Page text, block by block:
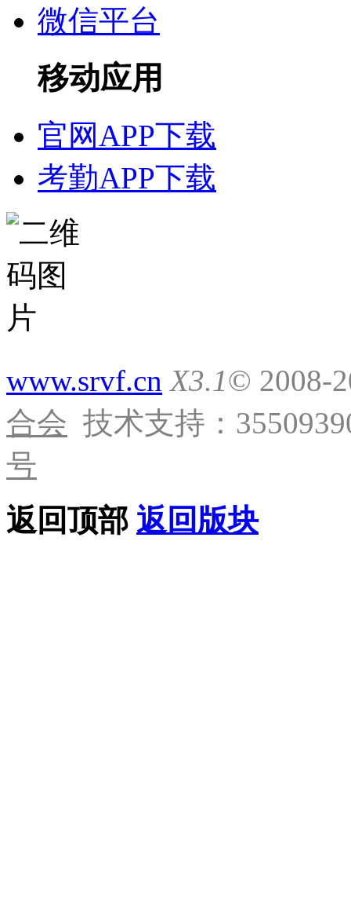
微信平台
移动应用
官网APP下载
考勤APP下载
www.srvf.cn X3.1© 2008-
合会 技术支持：
号
返回顶部 返回版块